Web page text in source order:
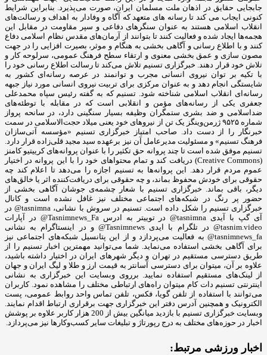
جابجایی حقایق در اذهان ملت مسلمان ایران، صورت می‌پذیرد. بنابراین شرایط
کنونی ایجاب می کند تا رسانه های متعهد که آگاه و وفادار به اهداف و رسالت‌های
انقلاب اسلامی هستند به عنوان سنگرهای دفاعی و سپر مقاومت در مقابل این
هجمه‌ها ایجاد شده و فعالیت کنند تا بتوانند از آرمان‌های مقدس نظام اسلامی دفاع
کنند و با اطلاع رسانی و آگاهی بخشی به هنگام و موثر، بصیرت افزایی را در جهت
مصون سازی و عمق بخشی معنوی و ارتقاء سطح فرهنگ عمومی، سرلوحه کار و
تلاش خود قرار دهند. خبرگزاری تسنیم تلاش می‌کند تا رسالت اطلاع رسانی خود را
با تکیه بر توان نیروی انسانی مجرب و توانمند در عرصه رسانه‌ای کشور به
شایستگی انجام دهد و به عنوان مرکزی برای تربیت نیروی انسانی مورد نیاز جبهه
رسانه‌ای انقلاب اسلامی شناخته شود. تسنیم که به گفته رئیس سپاه محمدعلی
جعفری یکی از رسانه‌های مؤمن و انقلابی است که در مقابله با توطئه‌های
ضداسلامی و ضد بشری ستمگران وظیفه بسیار سنگینی دارد، در سانحه پرواز
شماره ۹۵۲۵ ژرمن‌وینگز یک تن از نیروهای خود یعنی میلاد حجت‌الاسلامی در سمت
خبرنگار را از دست داد. صاحب امتیاز خبرگزاری تسنیم «مؤسسه آتی‌سازان
فرهنگ تسنیم» و مسئولیت مدیرعامل آن نیز برعهده سید مجید قلی‌زاده‌ قرار دارد.
تسنیم موفق شده است تا چند پروانه حق تکثیر را با عنوان پروانه‌های کرییتیو کامنز
(Creative Commons) دریافت کند و تمام محتواهای خود را با این پروانه در اختیار
عموم مردم قرار دهد. این پروانه‌ها به تسنیم اجازه را می‌دهد تا اعلام کند چه
حقوقی برای خودش محفوظ بماند، و چه حقوقی برای دریافت‌کننده اثر یا خالق‌های
دیگر، باقی بماند. خبرگزاری تسنیم با شعار چشمه‌ی جوشان آگاهی بخشی از
حضور پر رنگ در شبکه‌های اجتماعی مختلف نیز غافل نشده است و کانال
خبرگزاری تسنیم را شکل داده است. تسنیم در سروش با نشانی، tasnimna@ در
آی گپ با آیدی tasnimna@ در توییتر به ادرس Tasnimnews_Fa@ در آپارات
tasnim.video@ در تلگرام با ایدی Tasnimnews@ و در اینستاگرام به نشانی
tasnimnews_fa@ به فعالیت می‌پردازد و از این پتانسیل شبکه‌های اجتماعی نیز
برای آگاهی بخشی استفاده می‌نماید. شما می‌توانید مهمترین اخبار تسنیم را از
طریق دسترسی مستقیم در تهران و دیگر شهرهای ایران در اختیار داشته باشید،
علاوه بر آن، میتوان برای دسترسی آسانتر به قیمت ارز و طلا و لیگ ایران و جهان
از لینک‌های مستقیم استفاده نمایید. برروی وبسایت این خبرگزاری به نشانی
اینترنتی تسنیم دات کام میتوان راه‌های ارتباطی مختلف را مشاهده نمود. کاربران
می‌توانند با استفاده از تلفن گویا، فکس، تلفن تماس واحد روابط عمومی، پست
الکترونیک و همچنین آدرس دفتر این خبرگزاری جهت برقراری ارتباط اقدام نمایند.
وبسایت خبرگزاری تسنیم با بازدید میانگین بیش از 200 هزار کاربر علاوه بر پوشش
اخبار در حوزه‌های مختلف به درج رپورتاژ و تبلیغات سایر کسب‌وکارها نیز می‌پردازد.
اخبار ورزشی مرتبط: